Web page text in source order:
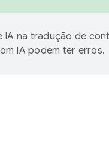
IA na tradução de
IA podem ter erros.